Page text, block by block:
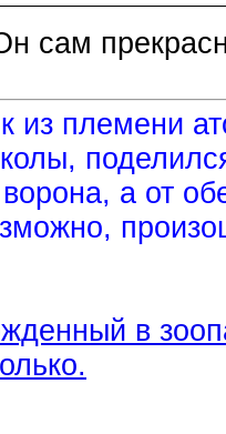
сам
из племени
а от
в